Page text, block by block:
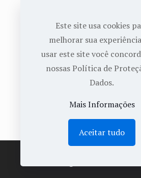
Nome*
Salvar meus
© 2022 Todos os
Este site usa cookies
melhorar sua
usar este site você
nossas Política de
Dados.
Mais Informações
Aceitar tudo